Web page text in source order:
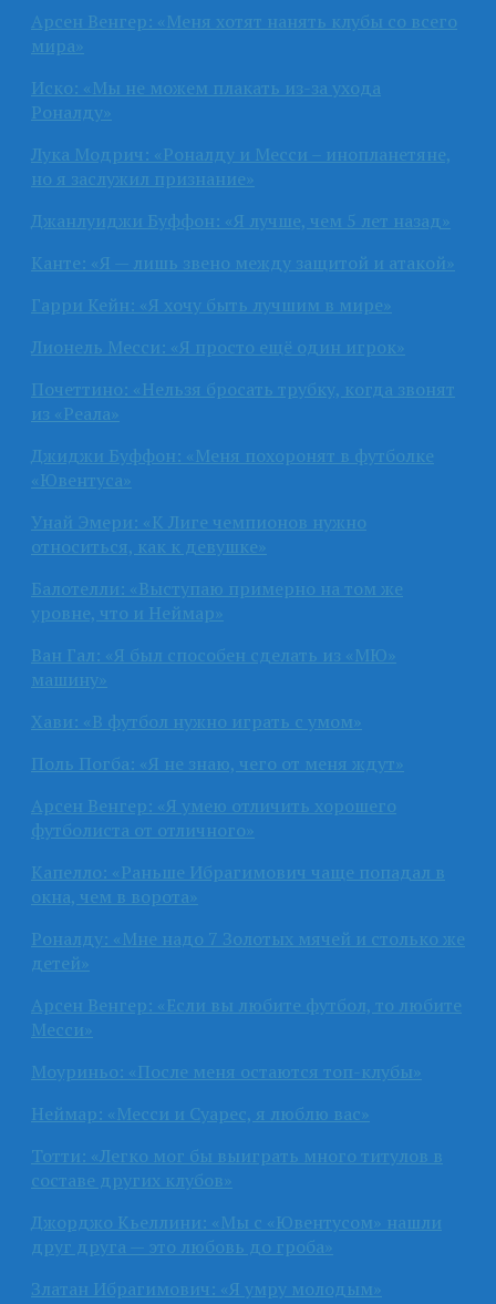
Арсен Венгер: «Меня хотят нанять клубы со всего
мира»
Иско: «Мы не можем плакать из-за ухода
Роналду»
Лука Модрич: «Роналду и Месси – инопланетяне,
но я заслужил признание»
Джанлуиджи Буффон: «Я лучше, чем 5 лет назад»
Канте: «Я — лишь звено между защитой и атакой»
Гарри Кейн: «Я хочу быть лучшим в мире»
Лионель Месси: «Я просто ещё один игрок»
Почеттино: «Нельзя бросать трубку, когда звонят
из «Реала»
Джиджи Буффон: «Меня похоронят в футболке
«Ювентуса»
Унай Эмери: «К Лиге чемпионов нужно
относиться, как к девушке»
Балотелли: «Выступаю примерно на том же
уровне, что и Неймар»
Ван Гал: «Я был способен сделать из «МЮ»
машину»
Хави: «В футбол нужно играть с умом»
Поль Погба: «Я не знаю, чего от меня ждут»
Арсен Венгер: «Я умею отличить хорошего
футболиста от отличного»
Капелло: «Раньше Ибрагимович чаще попадал в
окна, чем в ворота»
Роналду: «Мне надо 7 Золотых мячей и столько же
детей»
Арсен Венгер: «Если вы любите футбол, то любите
Месси»
Моуриньо: «После меня остаются топ-клубы»
Неймар: «Месси и Суарес, я люблю вас»
Тотти: «Легко мог бы выиграть много титулов в
составе других клубов»
Джорджо Кьеллини: «Мы с «Ювентусом» нашли
друг друга — это любовь до гроба»
Златан Ибрагимович: «Я умру молодым»